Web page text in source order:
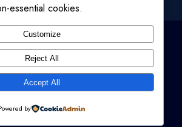
, ALL RIGHTS RESERVED
essential cookies.
Customize
Reject All
Accept All
by